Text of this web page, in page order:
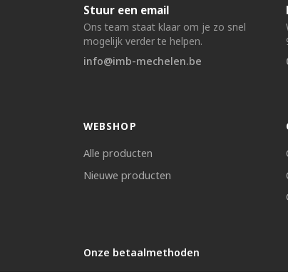
Stuur een email
Ons team staat klaar om je zo snel
mogelijk verder te helpen.
info@imb-mechelen.be
WEBSHOP
Alle producten
Nieuwe producten
Onze betaalmethoden